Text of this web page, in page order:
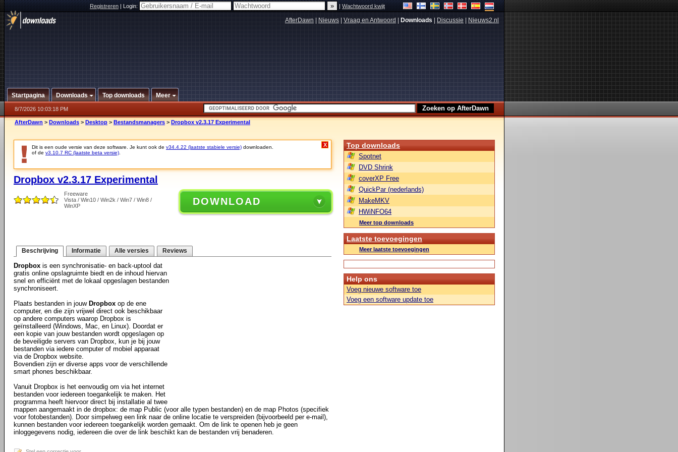
Registreren|Login: |Wachtwoord kwijt
AfterDawn Nieuws Vraag en Antwoord Downloads Discussie Nieuws2.nl
Startpagina Downloads Top downloads Meer
8/7/2026 10:03:18 PM
AfterDawn > Downloads > Desktop > Bestandsmanagers > Dropbox v2.3.17 Experimental
Dit is een oude versie van deze software. Je kunt ook de v34.4.22 (laatste stabiele versie) downloaden.
of de v3.10.7 RC (laatste beta versie)
X
Dropbox v2.3.17 Experimental
Freeware
Vista / Win10 / Win2k / Win7 / Win8 /
WinXP
DOWNLOAD
Beschrijving Informatie Alle versies Reviews
Dropbox is een synchronisatie- en back-uptool dat
gratis online opslagruimte biedt en de inhoud hiervan
snel en efficiënt met de lokaal opgeslagen bestanden
synchroniseert.
Plaats bestanden in jouw Dropbox op de ene
computer, en die zijn vrijwel direct ook beschikbaar
op andere computers waarop Dropbox is
geïnstalleerd (Windows, Mac, en Linux). Doordat er
een kopie van jouw bestanden wordt opgeslagen op
de beveiligde servers van Dropbox, kun je bij jouw
bestanden via iedere computer of mobiel apparaat
via de Dropbox website.
Bovendien zijn er diverse apps voor de verschillende
smart phones beschikbaar.
Vanuit Dropbox is het eenvoudig om via het internet
bestanden voor iedereen toegankelijk te maken. Het
programma heeft hiervoor direct bij installatie al twee
mappen aangemaakt in de dropbox: de map Public (voor alle typen bestanden) en de map Photos (specifiek
voor fotobestanden). Door simpelweg een link naar de online locatie te verspreiden (bijvoorbeeld per e-mail),
kunnen bestanden voor iedereen toegankelijk worden gemaakt. Om de link te openen heb je geen
inloggegevens nodig, iedereen die over de link beschikt kan de bestanden vrij benaderen.
Top downloads
Spotnet
DVD Shrink
coverXP Free
QuickPar (nederlands)
MakeMKV
HWiNFO64
Meer top downloads
Laatste toevoegingen
Meer laatste toevoegingen
Help ons
Voeg nieuwe software toe
Voeg een software update toe